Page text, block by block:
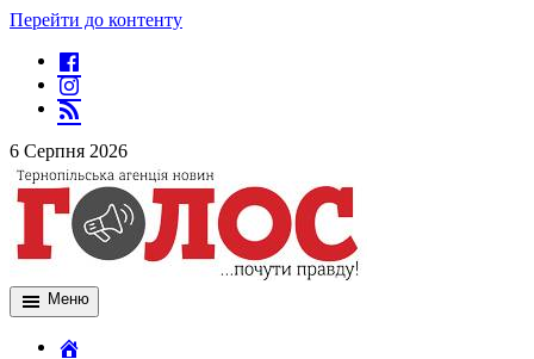
Перейти до контенту
6 Серпня 2026
Меню